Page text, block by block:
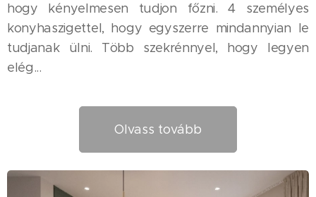
hogy kényelmesen tudjon főzni. 4 személyes
konyhaszigettel, hogy egyszerre mindannyian le
tudjanak ülni. Több szekrénnyel, hogy legyen
elég...
Olvass tovább